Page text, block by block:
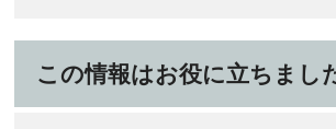
この情報はお役に立ちまし